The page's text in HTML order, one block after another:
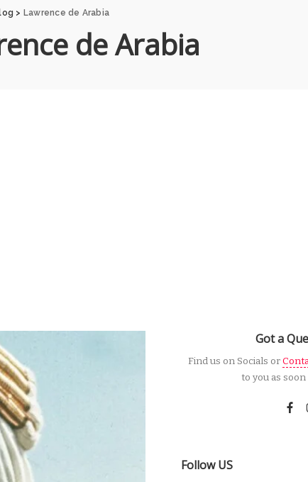
> Lawrence de Arabia
de Arabia
Got a
Find us on Socials or
to you as
Follow US